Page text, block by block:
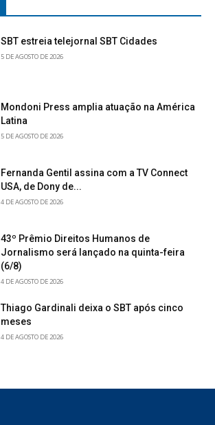
SBT estreia telejornal SBT Cidades
5 DE AGOSTO DE 2026
Mondoni Press amplia atuação na América
Latina
5 DE AGOSTO DE 2026
Fernanda Gentil assina com a TV Connect
USA, de Dony de...
4 DE AGOSTO DE 2026
43º Prêmio Direitos Humanos de
Jornalismo será lançado na quinta-feira
(6/8)
4 DE AGOSTO DE 2026
Thiago Gardinali deixa o SBT após cinco
meses
4 DE AGOSTO DE 2026